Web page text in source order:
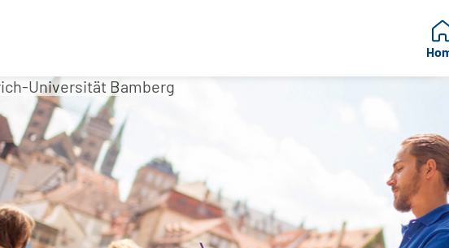
Universität Bamberg